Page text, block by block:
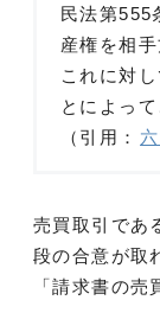
民法第555
産権を相
これに対
とによっ
（引用：
売買取引であ
段の合意が取
「請求書の売